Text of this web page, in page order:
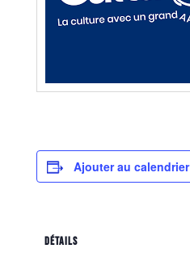
Ajouter au calendrier
DÉTAILS